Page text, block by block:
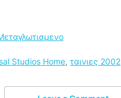
Studios Home, ταινιες 2002